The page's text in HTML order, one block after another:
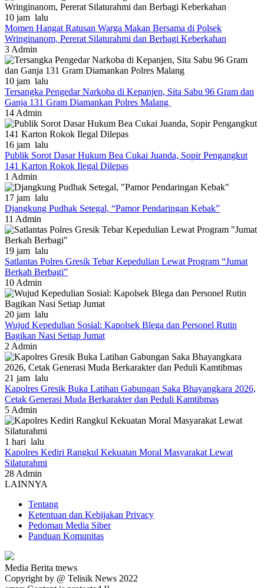
10 jam lalu
Momen Hangat Ratusan Warga Makan Bersama di Polsek
Wringinanom, Pererat Silaturahmi dan Berbagi Keberkahan
3 Admin
10 jam lalu
Tersangka Pengedar Narkoba di Kepanjen, Sita Sabu 96 Gram dan
Ganja 131 Gram Diamankan Polres Malang
14 Admin
16 jam lalu
Publik Sorot Dasar Hukum Bea Cukai Juanda, Sopir Pengangkut
141 Karton Rokok Ilegal Dilepas
1 Admin
17 jam lalu
Djangkung Pudhak Setegal, “Pamor Pendaringan Kebak”
11 Admin
19 jam lalu
Satlantas Polres Gresik Tebar Kepedulian Lewat Program “Jumat
Berkah Berbagi”
10 Admin
20 jam lalu
Wujud Kepedulian Sosial: Kapolsek Blega dan Personel Rutin
Bagikan Nasi Setiap Jumat
2 Admin
21 jam lalu
Kapolres Gresik Buka Latihan Gabungan Saka Bhayangkara 2026,
Cetak Generasi Muda Berkarakter dan Peduli Kamtibmas
5 Admin
1 hari lalu
Kapolres Kediri Rangkul Kekuatan Moral Masyarakat Lewat
Silaturahmi
28 Admin
LAINNYA
Tentang
Ketentuan dan Kebijakan Privacy
Pedoman Media Siber
Panduan Komunitas
Media Berita tnews
Copyright by @ Telisik News 2022